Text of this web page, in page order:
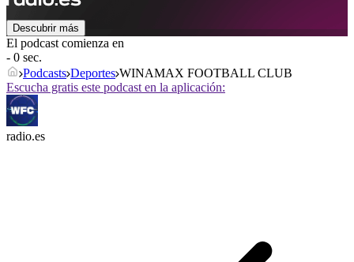
Descubrir más
El podcast comienza en
- 0 sec.
Podcasts Deportes WINAMAX FOOTBALL CLUB
Escucha gratis este podcast en la aplicación:
radio.es